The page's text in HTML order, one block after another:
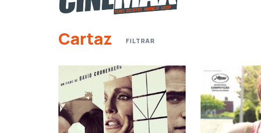
Cartaz FILTRAR